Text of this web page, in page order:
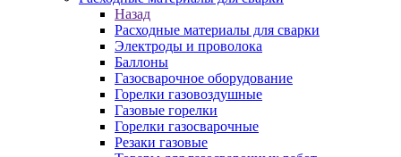
Назад
Расходные материалы для сварки
Электроды и проволока
Баллоны
Газосварочное оборудование
Горелки газовоздушные
Газовые горелки
Горелки газосварочные
Резаки газовые